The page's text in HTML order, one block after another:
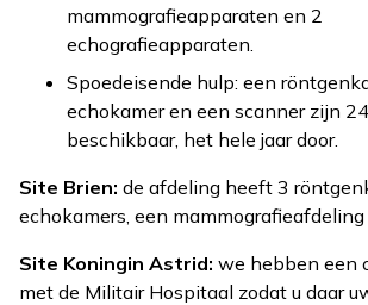
mammografieapparaten en 2
echografieapparaten.
Spoedeisende hulp: een
echokamer en een scanner zijn
beschikbaar, het hele jaar door.
Site Brien: de afdeling heeft 3
echokamers, een
Site Koningin Astrid: we hebben een
met de Militair Hospitaal zodat u daar